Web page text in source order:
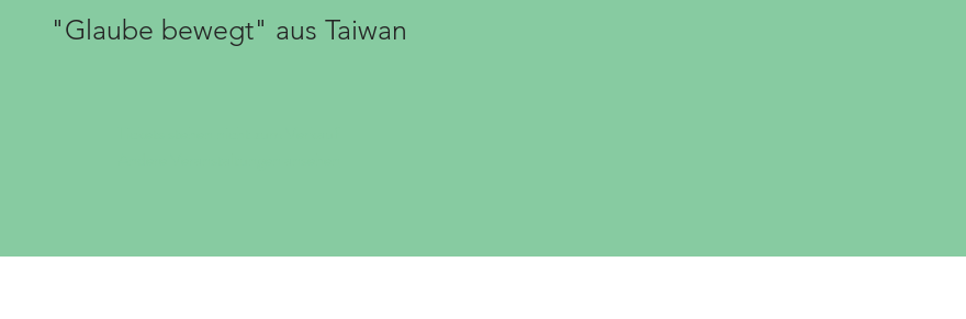
"Glaube bewegt" aus Taiwan